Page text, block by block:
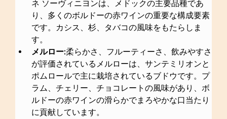
ネ ソーヴィニヨンは、メドックの主要品種であ
り、多くのボルドーの赤ワインの重要な構成要素
です。カシス、杉、タバコの風味をもたらしま
す。
メルロー:柔らかさ、フルーティーさ、飲みやすさ
が評価されているメルローは、サンテミリオンと
ポムロールで主に栽培されているブドウです。プ
ラム、チェリー、チョコレートの風味があり、ボ
ルドーの赤ワインの滑らかでまろやかな口当たり
に貢献しています。